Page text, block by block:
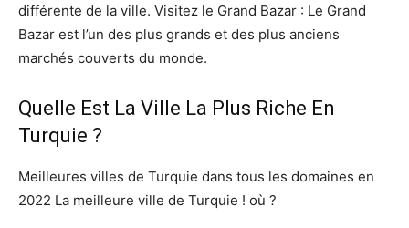
différente de la ville. Visitez le Grand Bazar : Le Grand
Bazar est l’un des plus grands et des plus anciens
marchés couverts du monde.
Quelle Est La Ville La Plus Riche En
Turquie ?
Meilleures villes de Turquie dans tous les domaines en
2022 La meilleure ville de Turquie ! où ?